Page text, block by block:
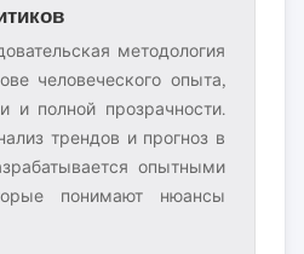
методология
человеческого опыта,
и полной прозрачности.
трендов и прогноз в
опытными
понимают нюансы